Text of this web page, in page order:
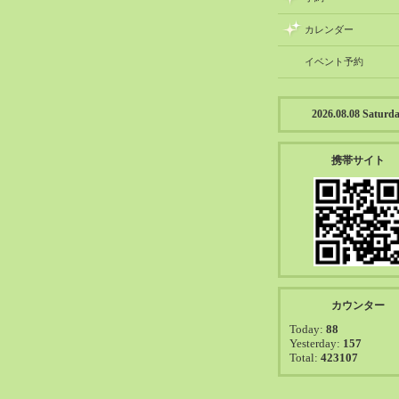
カレンダー
イベント予約
2026.08.08
携帯サイト
カウンター
Today: 88
Yesterday: 157
Total: 423107